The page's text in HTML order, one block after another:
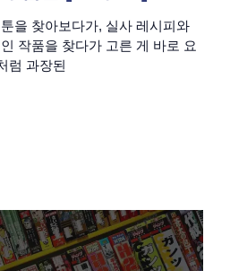
을 찾아보다가, 실사 레시피와
작품을 찾다가 고른 게 바로 요
럼 과장된